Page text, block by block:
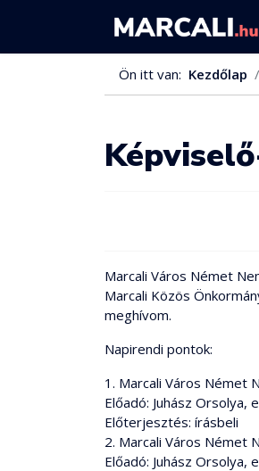
Ön itt van: Kezdőlap
Marcali Város Német
Marcali Közös
meghívom.
Napirendi pontok:
1. Marcali Város Német
Előadó: Juhász Orsolya,
Előterjesztés: írásbeli
2. Marcali Város Német
Előadó: Juhász Orsolya,